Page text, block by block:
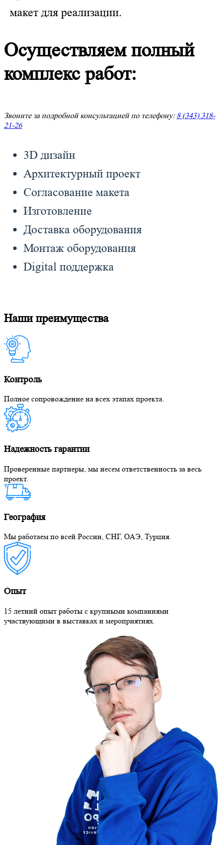
макет для реализации.
Осуществляем полный
комплекс работ:
Звоните за подробной консультацией по телефону: 8 (343) 318-
21-26
3D дизайн
Архитектурный проект
Согласование макета
Изготовление
Доставка оборудования
Монтаж оборудования
Digital поддержка
Наши преимущества
Контроль
Полное сопровождение на всех этапах проекта.
Надежность гарантии
Проверенные партнеры, мы несем ответственность за весь
проект.
География
Мы работаем по всей России, СНГ, ОАЭ, Турция.
Опыт
15 летний опыт работы с крупными компаниями
участвующими в выставках и мероприятиях.